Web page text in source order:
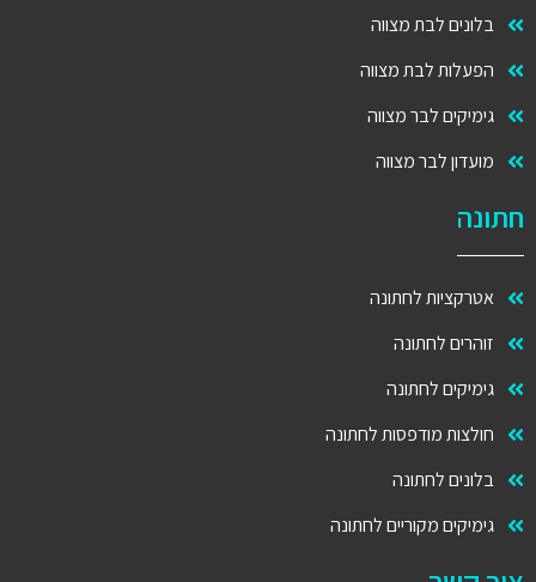
בלונים לבת מצווה
הפעלות לבת מצווה
גימיקים לבר מצווה
מועדון לבר מצווה
חתונה
אטרקציות לחתונה
זוהרים לחתונה
גימיקים לחתונה
חולצות מודפסות לחתונה
בלונים לחתונה
גימיקים מקוריים לחתונה